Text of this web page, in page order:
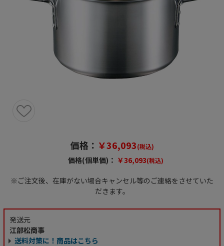
価格： ￥36,093(税込)
価格(個単価)： ￥36,093(税込)
※ご注文後、在庫がない場合キャンセル等のご連絡をさせていた
だきます。
発送元
江部松商事
送料対策に！商品はこちら